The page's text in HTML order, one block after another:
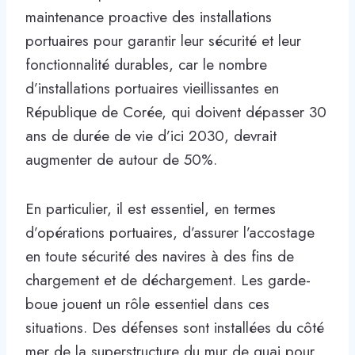
maintenance proactive des installations
portuaires pour garantir leur sécurité et leur
fonctionnalité durables, car le nombre
d’installations portuaires vieillissantes en
République de Corée, qui doivent dépasser 30
ans de durée de vie d’ici 2030, devrait
augmenter de autour de 50%.
En particulier, il est essentiel, en termes
d’opérations portuaires, d’assurer l’accostage
en toute sécurité des navires à des fins de
chargement et de déchargement. Les garde-
boue jouent un rôle essentiel dans ces
situations. Des défenses sont installées du côté